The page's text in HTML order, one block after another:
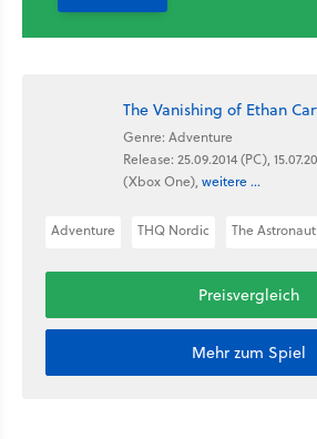
The Vanishing of Ethan
Genre: Adventure
Release: 25.09.2014 (PC),
(Xbox One), weitere ...
Adventure THQ Nordic The
Preisvergleich
Mehr zum Spiel